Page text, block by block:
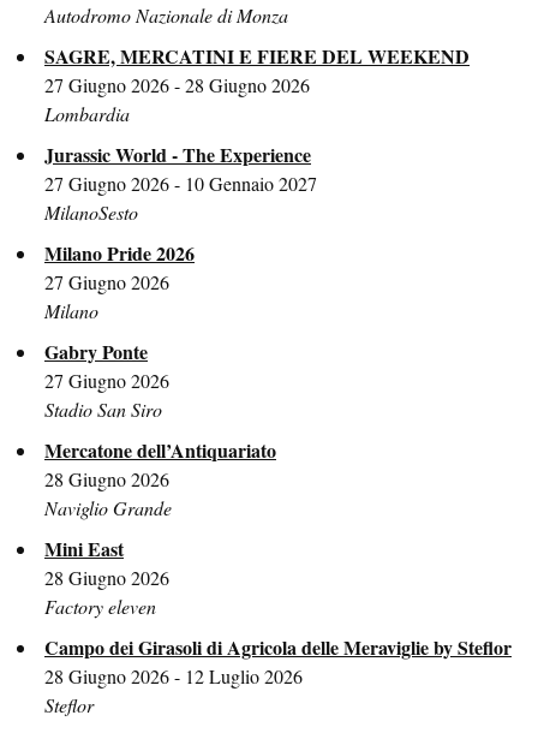
Autodromo Nazionale di Monza
SAGRE, MERCATINI E FIERE DEL WEEKEND
27 Giugno 2026 - 28 Giugno 2026
Lombardia
Jurassic World - The Experience
27 Giugno 2026 - 10 Gennaio 2027
MilanoSesto
Milano Pride 2026
27 Giugno 2026
Milano
Gabry Ponte
27 Giugno 2026
Stadio San Siro
Mercatone dell’Antiquariato
28 Giugno 2026
Naviglio Grande
Mini East
28 Giugno 2026
Factory eleven
Campo dei Girasoli di Agricola delle Meraviglie by Steflor
28 Giugno 2026 - 12 Luglio 2026
Steflor